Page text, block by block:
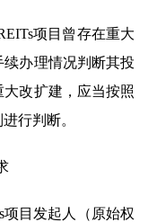
项目曾存在重大
办理情况判断其投
改扩建，应当按照
行判断。
项目发起人（原始权